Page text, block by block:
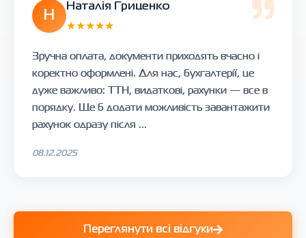
Н
Наталія Гриценко
★★★★★
Зручна оплата, документи приходять вчасно і
коректно оформлені. Для нас, бухгалтерії, це
дуже важливо: ТТН, видаткові, рахунки — все в
порядку. Ще б додати можливість завантажити
рахунок одразу після ...
08.12.2025
Переглянути всі відгуки